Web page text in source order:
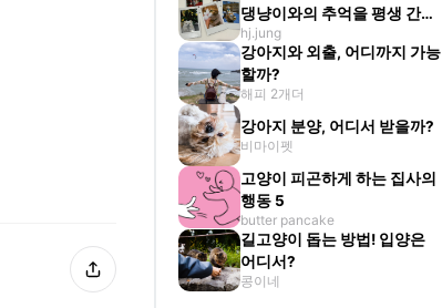
댕냥이와의 추억을 평생 간직
하고 싶다면?
hj.jung
강아지와 외출, 어디까지 가능
할까?
해피 2개더
강아지 분양, 어디서 받을까?
비마이펫
고양이 피곤하게 하는 집사의
행동 5
butter pancake
길고양이 돕는 방법! 입양은
어디서?
콩이네